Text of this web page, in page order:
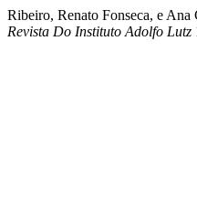
Ribeiro, Renato Fonseca, e Ana
Revista Do Instituto Adolfo Lutz